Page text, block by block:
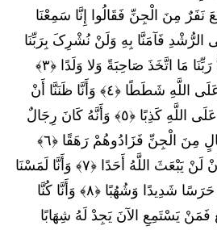
مِنَ الْجِنِّ فَقَالُوا إِنَّا سَمِعْنَا
یَهْدِی إِلَى الرُّشْدِ فَآمَنَّا بِهِ وَلَنْ نُشْرِکَ بِرَبِّنَا
أَحَدًا ﴿٢﴾ وَأَنَّهُ تَعَالَى جَدُّ رَبِّنَا مَا اتَّخَذَ صَاحِبَةً وَلا وَلَدًا ﴿٣﴾
وَأَنَّهُ کَانَ یَقُولُ سَفِیهُنَا عَلَى اللَّهِ شَطَطًا ﴿٤﴾ وَأَنَّا ظَنَنَّا أَنْ
لَنْ تَقُولَ الإنْسُ وَالْجِنُّ عَلَى اللَّهِ کَذِبًا ﴿٥﴾ وَأَنَّهُ کَانَ رِجَالٌ
مِنَ الإنْسِ یَعُوذُونَ بِرِجَالٍ مِنَ الْجِنِّ فَزَادُوهُمْ رَهَقًا ﴿٦﴾
وَأَنَّهُمْ ظَنُّوا کَمَا ظَنَنْتُمْ أَنْ لَنْ یَبْعَثَ اللَّهُ أَحَدًا ﴿٧﴾ وَأَنَّا لَمَسْنَا
السَّمَاءَ فَوَجَدْنَاهَا مُلِئَتْ حَرَسًا شَدِیدًا وَشُهُبًا ﴿٨﴾ وَأَنَّا کُنَّا
فَمَنْ یَسْتَمِعِ الآنَ یَجِدْ لَهُ شِهَابًا